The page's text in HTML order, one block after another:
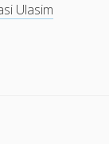
Ulasim